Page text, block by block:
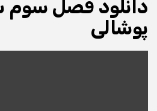
دانلود فصل سوم
پوشالی